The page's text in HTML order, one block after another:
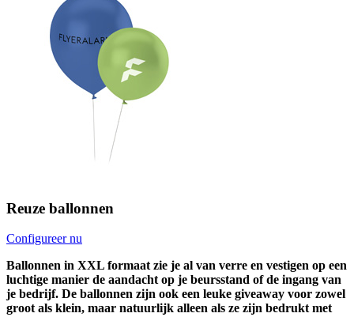
Reuze ballonnen
Configureer nu
Ballonnen in XXL formaat zie je al van verre en vestigen op een
luchtige manier de aandacht op je beursstand of de ingang van
je bedrijf. De ballonnen zijn ook een leuke giveaway voor zowel
groot als klein, maar natuurlijk alleen als ze zijn bedrukt met